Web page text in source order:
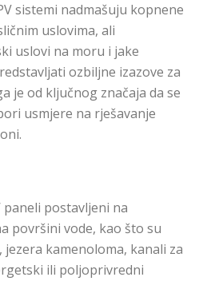
sistemi nadmašuju kopnene
uslovima, ali
uslovi na moru i jake
ozbiljne izazove za
je od ključnog značaja da se
usmjere na rješavanje
paneli postavljeni na
površini vode, kao što su
kamenoloma, kanali za
ili poljoprivredni